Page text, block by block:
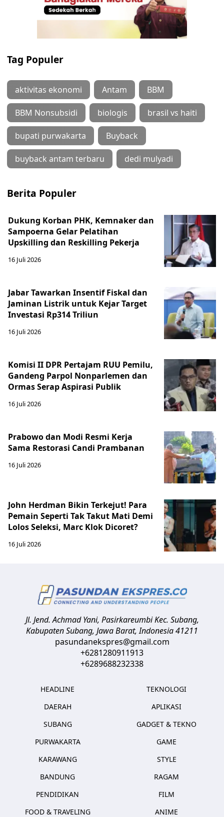
Tag Populer
aktivitas ekonomi Antam BBM
BBM Nonsubsidi biologis brasil vs haiti
bupati purwakarta Buyback
buyback antam terbaru dedi mulyadi
Berita Populer
Dukung Korban PHK, Kemnaker dan
Sampoerna Gelar Pelatihan
Upskilling dan Reskilling Pekerja
16 Juli 2026
Jabar Tawarkan Insentif Fiskal dan
Jaminan Listrik untuk Kejar Target
Investasi Rp314 Triliun
16 Juli 2026
Komisi II DPR Pertajam RUU Pemilu,
Gandeng Parpol Nonparlemen dan
Ormas Serap Aspirasi Publik
16 Juli 2026
Prabowo dan Modi Resmi Kerja
Sama Restorasi Candi Prambanan
16 Juli 2026
John Herdman Bikin Terkejut! Para
Pemain Seperti Tak Takut Mati Demi
Lolos Seleksi, Marc Klok Dicoret?
16 Juli 2026
Jl. Jend. Achmad Yani, Pasirkareumbi Kec. Subang,
Kabupaten Subang, Jawa Barat,Indonesia41211
pasundanekspres@gmail.com
+6281280911913
+6289688232338
HEADLINE
DAERAH
SUBANG
PURWAKARTA
KARAWANG
BANDUNG
PENDIDIKAN
FOOD & TRAVELING
TEKNOLOGI
APLIKASI
GADGET & TEKNO
GAME
STYLE
RAGAM
FILM
ANIME